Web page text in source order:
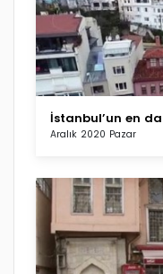
İstanbul’un en
Aralık 2020 Pazar